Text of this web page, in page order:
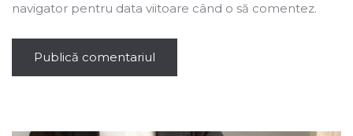
navigator pentru data viitoare când o să comentez.